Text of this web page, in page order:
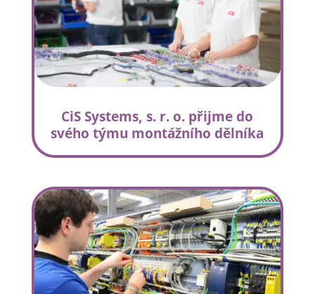
CiS Systems, s. r. o. přijme do
svého týmu montážního dělníka